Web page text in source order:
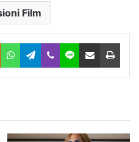
Film
RedditWhatsAppTelegram
ViberLine Condividi via Email